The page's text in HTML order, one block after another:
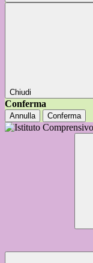
Chiudi
Conferma
Annulla Conferma